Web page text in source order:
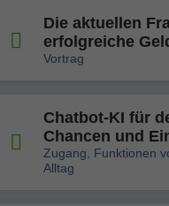
Die aktuellen
erfolgreiche
Vortrag
Chatbot-KI für
Chancen und
Zugang, Funktionen
Alltag